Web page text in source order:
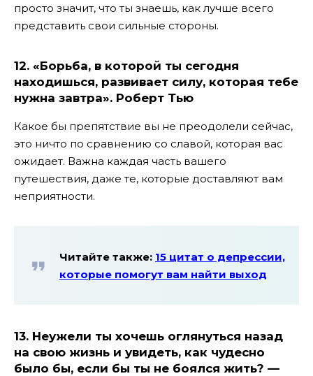
просто значит, что ты знаешь, как лучше всего
представить свои сильные стороны.
12. «Борьба, в которой ты сегодня
находишься, развивает силу, которая тебе
нужна завтра». Роберт Тью
Какое бы препятствие вы не преодолели сейчас,
это ничто по сравнению со славой, которая вас
ожидает. Важна каждая часть вашего
путешествия, даже те, которые доставляют вам
неприятности.
Читайте также: 15 цитат о депрессии,
которые помогут вам найти выход
13. Неужели ты хочешь оглянуться назад
на свою жизнь и увидеть, как чудесно
было бы, если бы ты не боялся жить? —